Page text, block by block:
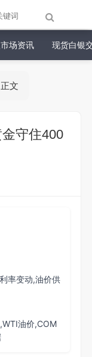
场资讯 现货白银
文
守住400
率变动,油价供
油价,COM